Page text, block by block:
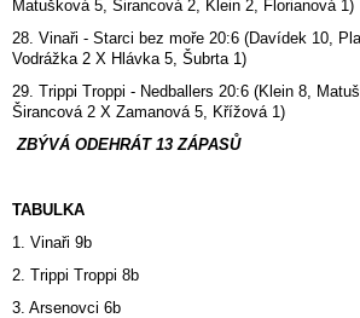
Matušková 5, Širancová 2, Klein 2, Florianová 1)
28. Vinaři - Starci bez moře 20:6 (Davídek 10,
Vodrážka 2 X Hlávka 5, Šubrta 1)
29. Trippi Troppi - Nedballers 20:6 (Klein 8,
Širancová 2 X Zamanová 5, Křížová 1)
ZBÝVÁ ODEHRÁT 13 ZÁPASŮ
TABULKA
1. Vinaři 9b
2. Trippi Troppi 8b
3. Arsenovci 6b